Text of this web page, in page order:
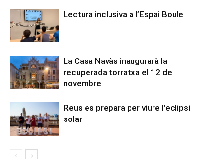
Lectura inclusiva a l’Espai Boule
La Casa Navàs inaugurarà la
recuperada torratxa el 12 de
novembre
Reus es prepara per viure l’eclipsi
solar